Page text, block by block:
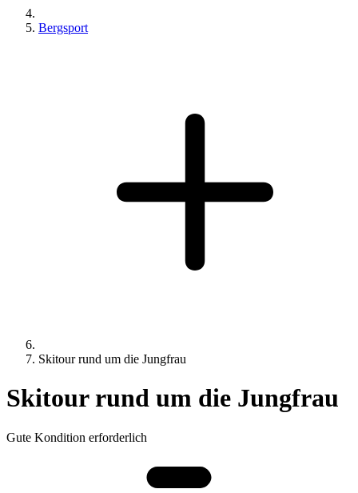
Bergsport
Skitour rund um die Jungfrau
Skitour rund um die Jungfrau
Gute Kondition erforderlich